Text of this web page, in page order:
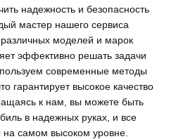
надежность и безопасность
мастер нашего сервиса
моделей и марок
эффективно решать задачи
современные методы
гарантирует высокое качество
к нам, вы можете быть
в надежных руках, и все
самом высоком уровне.